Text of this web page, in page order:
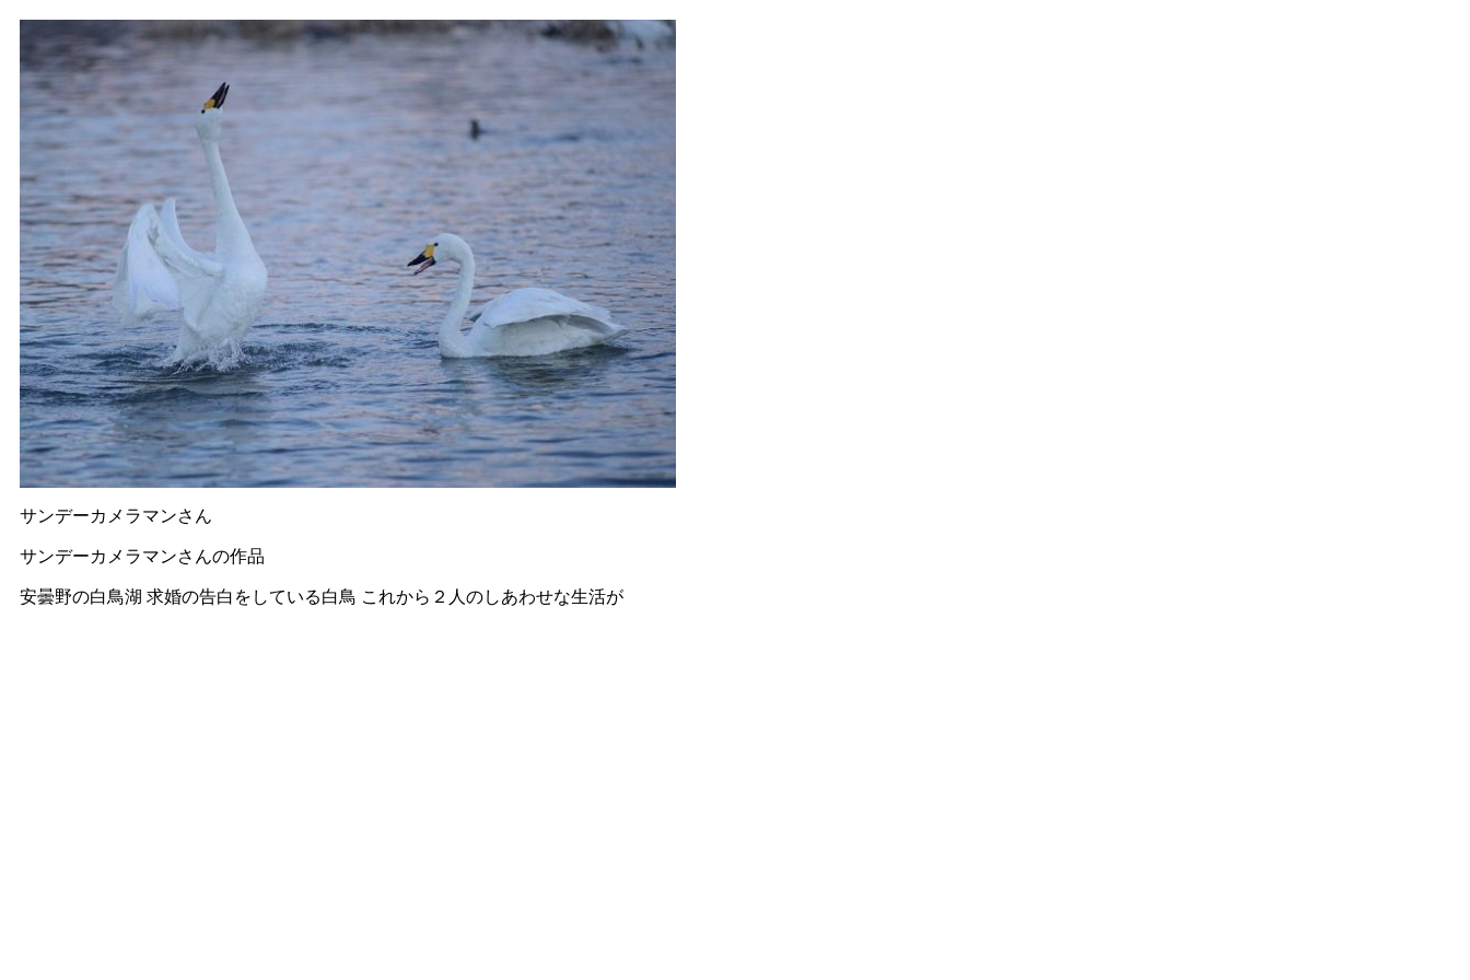
サンデーカメラマンさん
サンデーカメラマンさんの作品
安曇野の白鳥湖 求婚の告白をしている白鳥 これから２人のしあわせな生活が